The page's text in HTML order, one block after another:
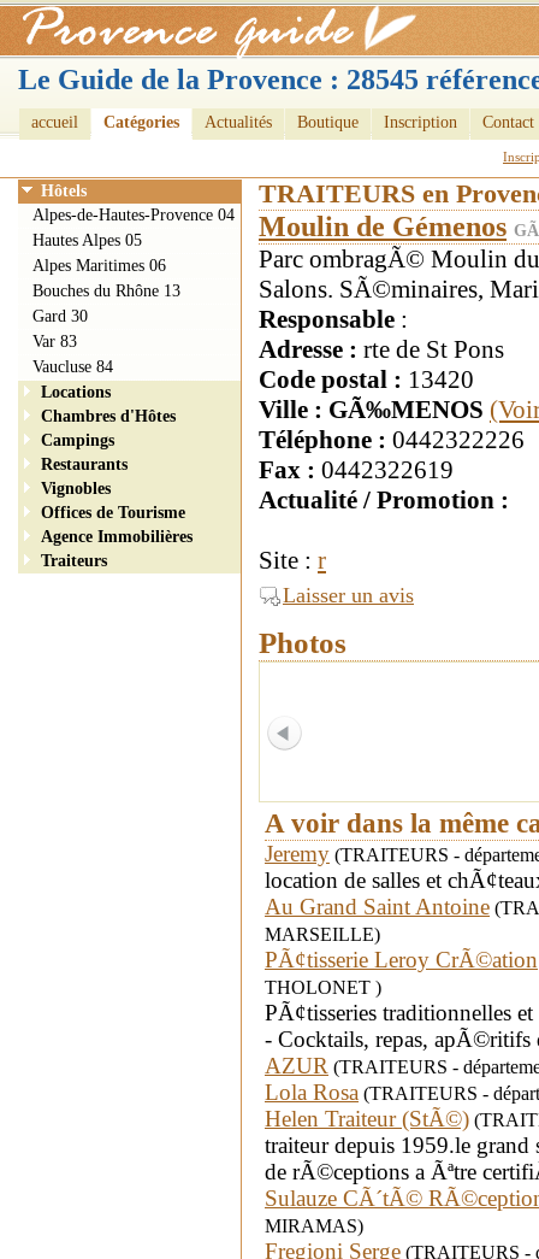
Le Guide de la Provence : 28545
accueil Catégories Actualités Boutique Inscription Contact
TRAITEURS en
Moulin de Gémenos
Parc ombragÃ© Moulin
Salons. SÃ©minaires,
Responsable :
Adresse : rte de St Pons
Code postal : 13420
Ville : GÃ‰MENOS
Téléphone : 0442322226
Fax : 0442322619
Actualité / Promotion :
Site : r
Laisser un avis
Photos
A voir dans la même
Jeremy (TRAITEURS -
location de salles et
Au Grand Saint Antoine
MARSEILLE)
PÃ¢tisserie Leroy CrÃ©ation
THOLONET )
PÃ¢tisseries traditionnelles
- Cocktails, repas, apÃ©ritifs
AZUR (TRAITEURS -
Lola Rosa (TRAITEURS -
Helen Traiteur (StÃ©)
traiteur depuis 1959.le grand
de rÃ©ceptions a Ãªtre
Sulauze CÃ´tÃ©
MIRAMAS)
Fregioni Serge (TRAITEURS -
Hôtels
Alpes-de-Hautes-Provence 04
Hautes Alpes 05
Alpes Maritimes 06
Bouches du Rhône 13
Gard 30
Var 83
Vaucluse 84
Locations
Chambres d'Hôtes
Campings
Restaurants
Vignobles
Offices de Tourisme
Agence Immobilières
Traiteurs